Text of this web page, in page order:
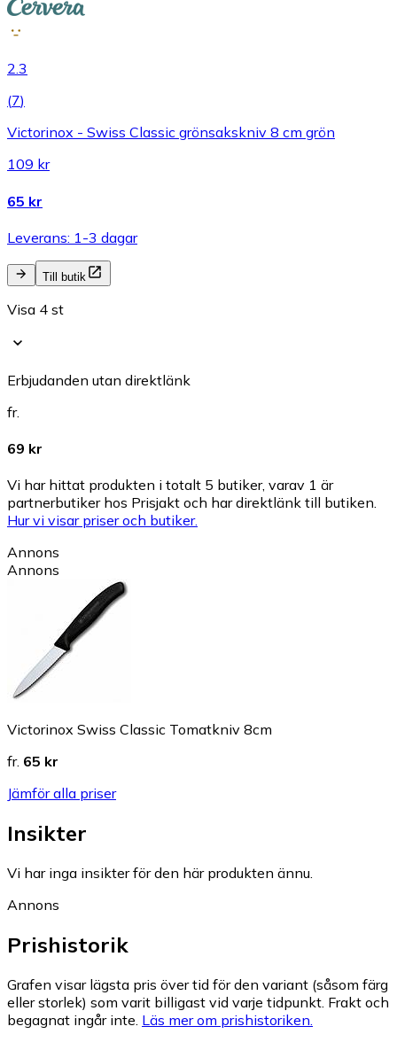
2.3
(7)
Victorinox - Swiss Classic grönsakskniv 8 cm grön
109 kr
65 kr
Leverans: 1-3 dagar
Till butik
Visa 4 st
Erbjudanden utan direktlänk
fr.
69 kr
Vi har hittat produkten i totalt 5 butiker, varav 1 är
partnerbutiker hos Prisjakt och har direktlänk till butiken.
Hur vi visar priser och butiker.
Annons
Annons
Victorinox Swiss Classic Tomatkniv 8cm
fr. 65 kr
Jämför alla priser
Insikter
Vi har inga insikter för den här produkten ännu.
Annons
Prishistorik
Grafen visar lägsta pris över tid för den variant (såsom färg
eller storlek) som varit billigast vid varje tidpunkt. Frakt och
begagnat ingår inte. Läs mer om prishistoriken.